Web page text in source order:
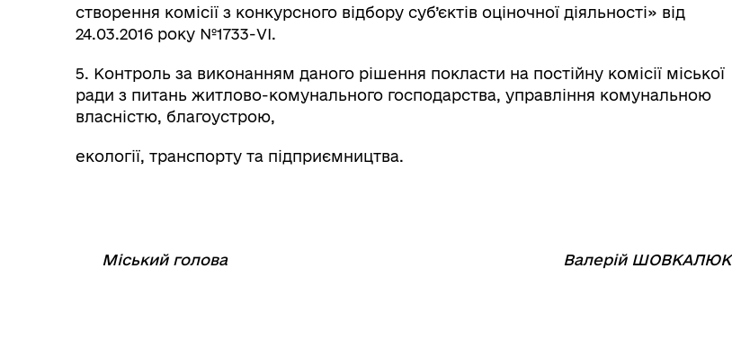
створення комісії з конкурсного відбору суб’єктів оціночної діяльності» від
24.03.2016 року №1733-VI.
5. Контроль за виконанням даного рішення покласти на постійну комісії міської
ради з питань житлово-комунального господарства, управління комунальною
власністю, благоустрою,
екології, транспорту та підприємництва.
Міський голова⠀ Валерій ШОВКАЛЮК